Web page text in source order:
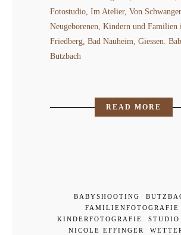
Fotostudio, Im Atelier, Von
Neugeborenen, Kindern und Familien
Friedberg, Bad Nauheim, Giessen.
Butzbach
READ MORE
BABYSHOOTING
FAMILIENFOTOGRAFIE
KINDERFOTOGRAFIE
STUDIO
NICOLE EFFINGER